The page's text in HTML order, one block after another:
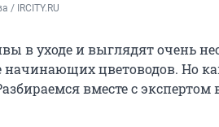
/ IRCITY.RU
в уходе и выглядят очень
цветоводов. Но
вместе с экспертом